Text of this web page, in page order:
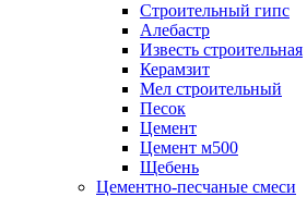
Строительный гипс
Алебастр
Известь строительная
Керамзит
Мел строительный
Песок
Цемент
Цемент м500
Щебень
Цементно-песчаные смеси